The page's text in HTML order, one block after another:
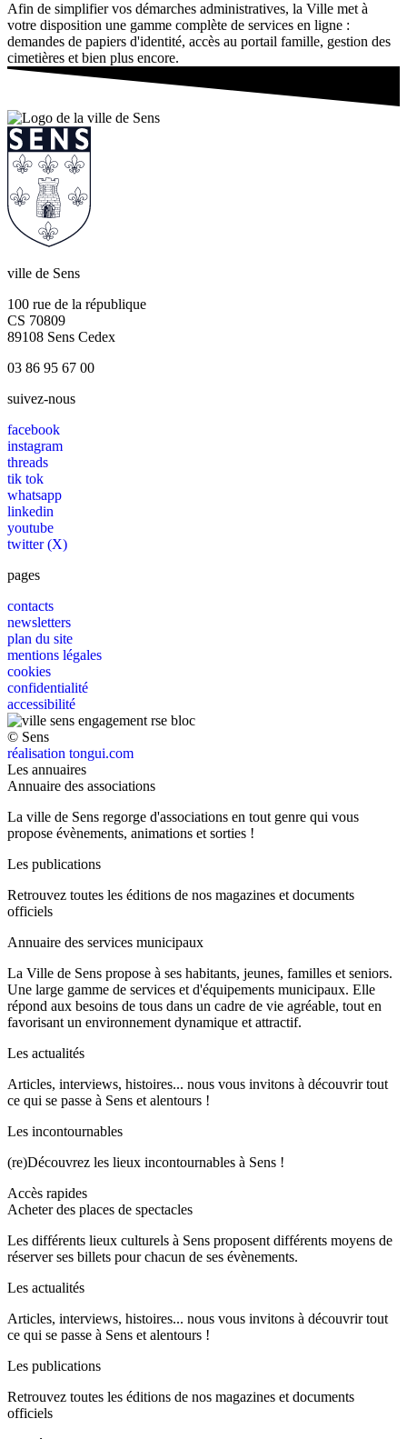
Afin de simplifier vos démarches administratives, la Ville met à
votre disposition une gamme complète de services en ligne :
demandes de papiers d'identité, accès au portail famille, gestion des
cimetières et bien plus encore.
ville de Sens
100 rue de la république
CS 70809
89108 Sens Cedex
03 86 95 67 00
suivez-nous
facebook
instagram
threads
tik tok
whatsapp
linkedin
youtube
twitter (X)
pages
contacts
newsletters
plan du site
mentions légales
cookies
confidentialité
accessibilité
© Sens
réalisation tongui.com
Les annuaires
Annuaire des associations
La ville de Sens regorge d'associations en tout genre qui vous
propose évènements, animations et sorties !
Les publications
Retrouvez toutes les éditions de nos magazines et documents
officiels
Annuaire des services municipaux
La Ville de Sens propose à ses habitants, jeunes, familles et seniors.
Une large gamme de services et d'équipements municipaux. Elle
répond aux besoins de tous dans un cadre de vie agréable, tout en
favorisant un environnement dynamique et attractif.
Les actualités
Articles, interviews, histoires... nous vous invitons à découvrir tout
ce qui se passe à Sens et alentours !
Les incontournables
(re)Découvrez les lieux incontournables à Sens !
Accès rapides
Acheter des places de spectacles
Les différents lieux culturels à Sens proposent différents moyens de
réserver ses billets pour chacun de ses évènements.
Les actualités
Articles, interviews, histoires... nous vous invitons à découvrir tout
ce qui se passe à Sens et alentours !
Les publications
Retrouvez toutes les éditions de nos magazines et documents
officiels